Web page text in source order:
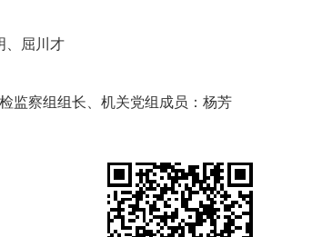
屈川才
监察组组长、机关党组成员：杨芳